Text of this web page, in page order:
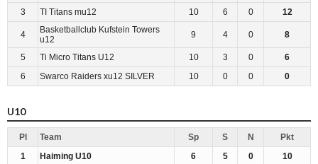
3
TI Titans mu12 10 6 0 12
4
Basketballclub Kufstein Towers
u12
9 4 0 8
5 Ti Micro Titans U12 10 3 0
6
6
Swarco Raiders xu12 SILVER 10 0 0 0
U10
Pl Team Sp S N
Pkt
1
Haiming U10 6 5 0
10